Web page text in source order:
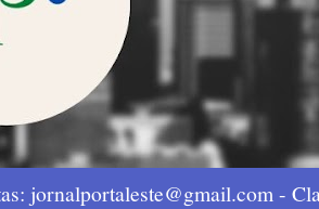
jornalportaleste@gmail.com -